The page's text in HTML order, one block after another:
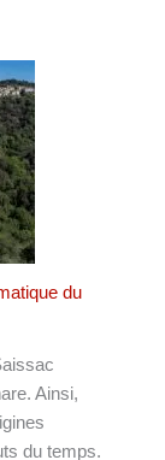
du
Ainsi,
du temps.